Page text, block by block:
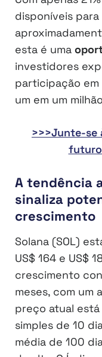
disponíveis
esta é uma
investidores
participação
um em um
>>>Junte-se
A tendência
sinaliza
crescimento
Solana (SOL)
US$ 164 e US$
crescimento
meses, com um
preço atual está
simples de 10
média de 100